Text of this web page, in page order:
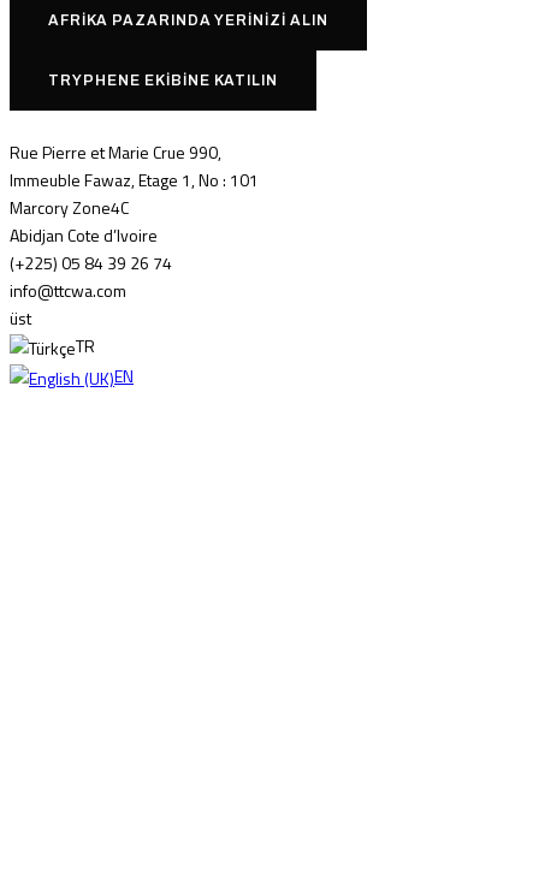
AFRİKA PAZARINDA YERİNİZİ ALIN
TRYPHENE EKİBİNE KATILIN
Rue Pierre et Marie Crue 990,
Immeuble Fawaz, Etage 1, No : 101
Marcory Zone4C
Abidjan Cote d’Ivoire
(+225) 05 84 39 26 74
info@ttcwa.com
üst
TR
EN